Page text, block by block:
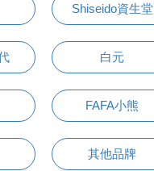
Shiseido資生堂
白元
FAFA小熊
其他品牌